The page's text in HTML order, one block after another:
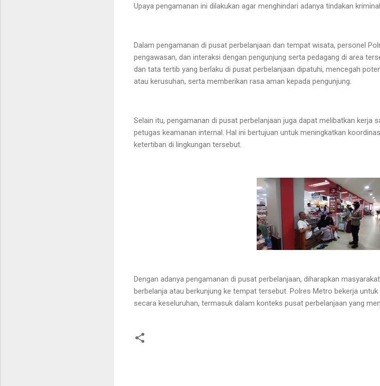
Upaya pengamanan ini dilakukan agar menghindari adanya tindakan
Dalam pengamanan di pusat perbelanjaan dan tempat wisata, personel
pengawasan, dan interaksi dengan pengunjung serta pedagang di area
dan tata tertib yang berlaku di pusat perbelanjaan dipatuhi, mencegah
atau kerusuhan, serta memberikan rasa aman kepada pengunjung.
Selain itu, pengamanan di pusat perbelanjaan juga dapat melibatkan kerja
petugas keamanan internal. Hal ini bertujuan untuk meningkatkan
ketertiban di lingkungan tersebut.
Dengan adanya pengamanan di pusat perbelanjaan, diharapkan
berbelanja atau berkunjung ke tempat tersebut. Polres Metro bekerja
secara keseluruhan, termasuk dalam konteks pusat perbelanjaan yang